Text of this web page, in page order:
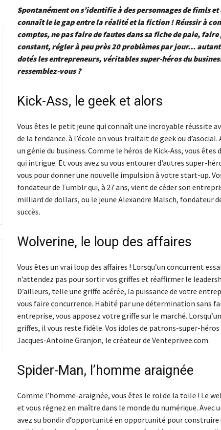
Spontanément on s’identifie à des personnages de fimls et
connaît le le gap entre la réalité et la fiction ! Réussir à
comptes, ne pas faire de fautes dans sa fiche de paie,
constant, régler à peu près 20 problèmes par jour…
dotés les entrepreneurs, véritables super-héros du
ressemblez-vous ?
Kick-Ass, le geek et alors
Vous êtes le petit jeune qui connaît une incroyable réussite
de la tendance. à l’école on vous traitait de geek ou
un génie du business. Comme le héros de Kick-Ass, vous
qui intrigue. Et vous avez su vous entourer d’autres super-
vous pour donner une nouvelle impulsion à votre start-up.
fondateur de Tumblr qui, à 27 ans, vient de céder son
milliard de dollars, ou le jeune Alexandre Malsch, fondateur
succès.
Wolverine, le loup des affaires
Vous êtes un vrai loup des affaires ! Lorsqu’un concurrent
n’attendez pas pour sortir vos griffes et réaffirmer le
D’ailleurs, telle une griffe acérée, la puissance de votre
vous faire concurrence. Habité par une détermination sans
entreprise, vous apposez votre griffe sur le marché.
griffes, il vous reste fidèle. Vos idoles de patrons-super-
Jacques-Antoine Granjon, le créateur de Venteprivee.com.
Spider-Man, l’homme araignée
Comme l’homme-araignée, vous êtes le roi de la toile ! Le
et vous régnez en maître dans le monde du numérique. Avec
avez su bondir d’opportunité en opportunité pour